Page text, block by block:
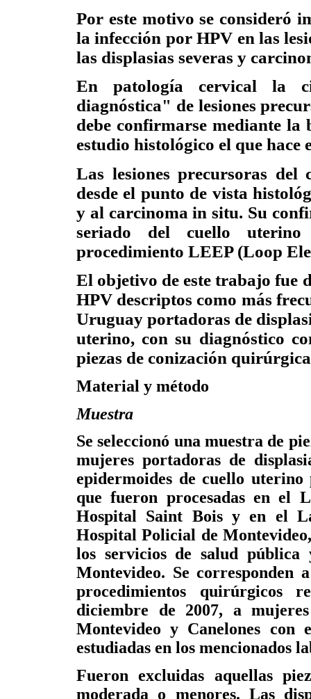
Por este motivo se consideró
la infección por HPV en las
las displasias severas y
En patología cervical la
diagnóstica" de lesiones
debe confirmarse mediante
estudio histológico el que hace
Las lesiones precursoras del
desde el punto de vista
y al carcinoma in situ. Su
seriado del cuello uterino
procedimiento LEEP (Loop
El objetivo de este trabajo fue
HPV descriptos como más
Uruguay portadoras de
uterino, con su diagnóstico
piezas de conización
Material y método
Muestra
Se seleccionó una muestra de
mujeres portadoras de
epidermoides de cuello uterino
que fueron procesadas en el
Hospital Saint Bois y en el
Hospital Policial de
los servicios de salud
Montevideo. Se corresponden
procedimientos quirúrgicos
diciembre de 2007, a
Montevideo y Canelones con
estudiadas en los mencionados
Fueron excluidas aquellas
moderada o menores. Las